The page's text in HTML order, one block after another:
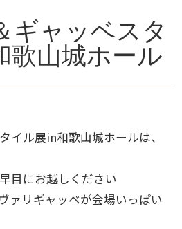
ギャッベスタ
歌山城ホール
イル展in和歌山城ホールは、
目にお越しください
ァリギャッベが会場いっぱい